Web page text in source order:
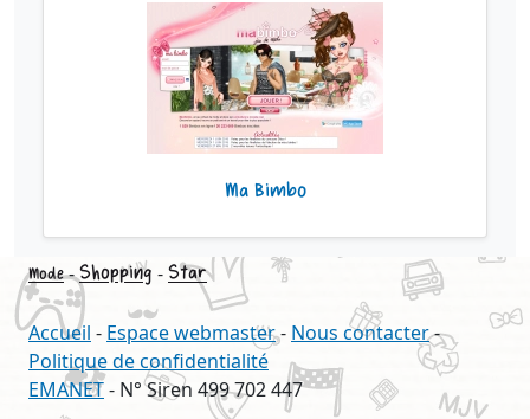
Ma Bimbo
Mode-Shopping -Star
Accueil - Espace webmaster- Nous contacter-
Politique de confidentialité
EMANET- N° Siren 499 702 447